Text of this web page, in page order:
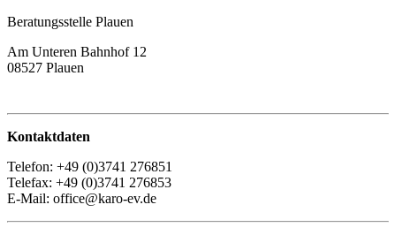
Beratungsstelle Plauen
Am Unteren Bahnhof 12
08527 Plauen
Kontaktdaten
Telefon: +49 (0)3741 276851
Telefax: +49 (0)3741 276853
E-Mail: office@karo-ev.de